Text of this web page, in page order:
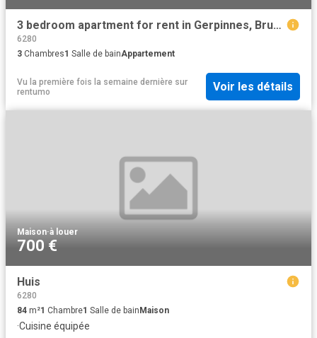
3 bedroom apartment for rent in Gerpinnes, Brussels
6280
3 Chambres1 Salle de bainAppartement
Vu la première fois la semaine dernière sur
rentumo
Voir les détails
Maison·à louer
700 €
Huis
6280
84 m²1 Chambre1 Salle de bain Maison
·Cuisine équipée